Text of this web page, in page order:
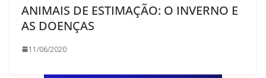
ANIMAIS DE ESTIMAÇÃO: O INVERNO E
AS DOENÇAS
11/06/2020